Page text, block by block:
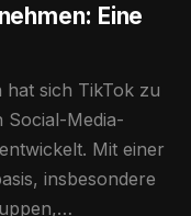
Eine
sich TikTok zu
Social-Media-
Mit einer
insbesondere